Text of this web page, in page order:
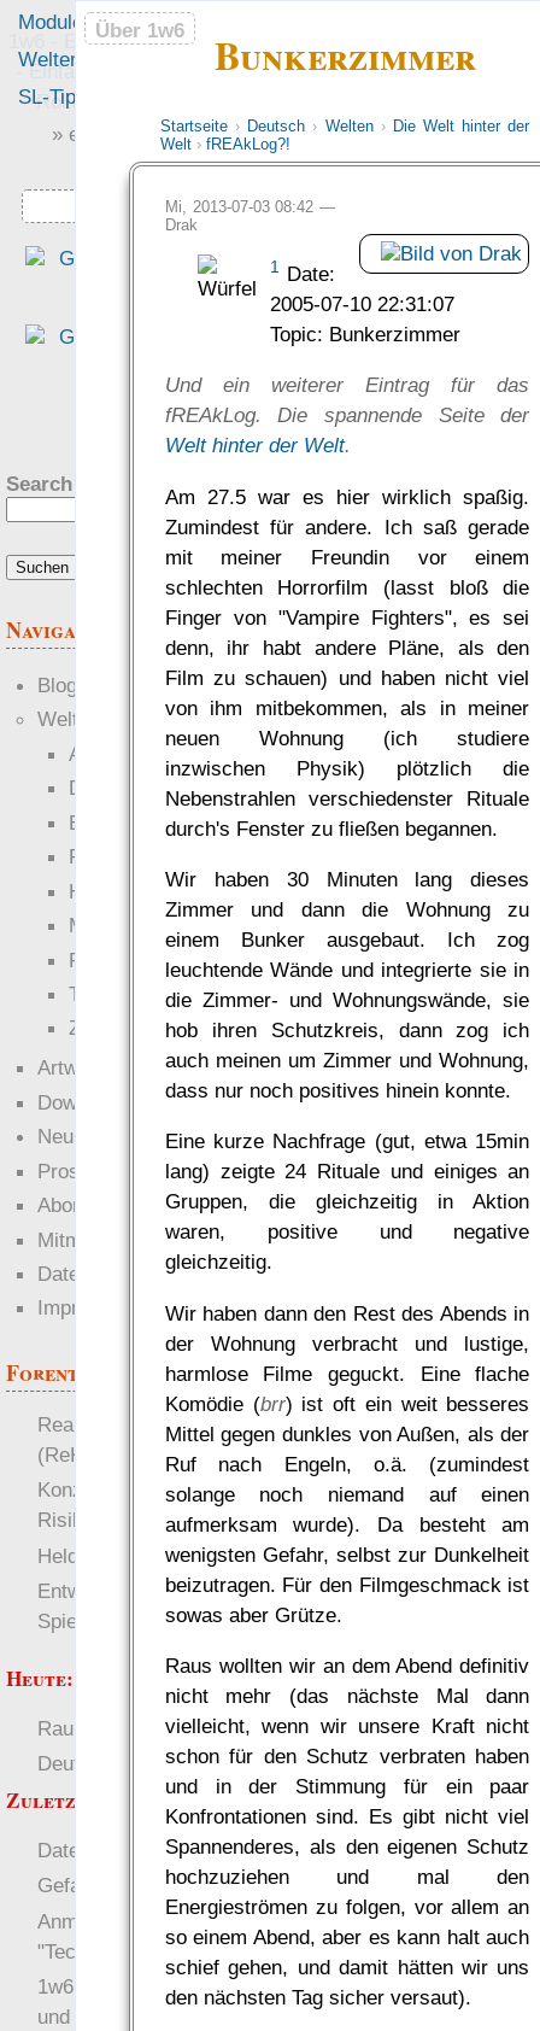
1w6 - Ein Würfel System
- Einfach saubere, freie
Rollenspiel-Regeln
Bunkerzimmer
Startseite› Deutsch › Welten› Die Welt hinter der
Welt› fREAkLog?!
Mi, 2013-07-03 08:42 —
Drak
1Date:
2005-07-10 22:31:07
Topic: Bunkerzimmer
Und ein weiterer Eintrag für das
fREAkLog. Die spannende Seite der
Welt hinter der Welt.
Am 27.5 war es hier wirklich spaßig.
Zumindest für andere. Ich saß gerade
mit meiner Freundin vor einem
schlechten Horrorfilm (lasst bloß die
Finger von "Vampire Fighters", es sei
denn, ihr habt andere Pläne, als den
Film zu schauen) und haben nicht viel
von ihm mitbekommen, als in meiner
neuen Wohnung (ich studiere
inzwischen Physik) plötzlich die
Nebenstrahlen verschiedenster Rituale
durch's Fenster zu fließen begannen.
Wir haben 30 Minuten lang dieses
Zimmer und dann die Wohnung zu
einem Bunker ausgebaut. Ich zog
leuchtende Wände und integrierte sie in
die Zimmer- und Wohnungswände, sie
hob ihren Schutzkreis, dann zog ich
auch meinen um Zimmer und Wohnung,
dass nur noch positives hinein konnte.
Eine kurze Nachfrage (gut, etwa 15min
lang) zeigte 24 Rituale und einiges an
Gruppen, die gleichzeitig in Aktion
waren, positive und negative
gleichzeitig.
Wir haben dann den Rest des Abends in
der Wohnung verbracht und lustige,
harmlose Filme geguckt. Eine flache
Komödie (brr) ist oft ein weit besseres
Mittel gegen dunkles von Außen, als der
Ruf nach Engeln, o.ä. (zumindest
solange noch niemand auf einen
aufmerksam wurde). Da besteht am
wenigsten Gefahr, selbst zur Dunkelheit
beizutragen. Für den Filmgeschmack ist
sowas aber Grütze.
Raus wollten wir an dem Abend definitiv
nicht mehr (das nächste Mal dann
vielleicht, wenn wir unsere Kraft nicht
schon für den Schutz verbraten haben
und in der Stimmung für ein paar
Konfrontationen sind. Es gibt nicht viel
Spannenderes, als den eigenen Schutz
hochzuziehen und mal den
Energieströmen zu folgen, vor allem an
so einem Abend, aber es kann halt auch
schief gehen, und damit hätten wir uns
den nächsten Tag sicher versaut).
Über 1w6
Module
Welten
Foren
SL-Tipps
» einfach saubere «
» Regeln «
Über 1w6
Downloads
?
Search this site:
Navigation
Blogs
Welten
Ante Portas
Die neuen Lande
EWS-X
Freihändler
Hinter der Welt
Magie
RaumZeit
Technophob
Zettel-RPG
Artwork
Downloads
Neuigkeiten
Prosa
Abonnieren
Mitmachen
Datenschutz
Impressum
Forenthemen
Realistische Kämpfe
(ReKa)
Konzept für Schwächen:
Risiko
Heldendokument
Entwicklung von
Spielwelten
more
Heute:
RaumZeit
Welten
Deutsch
Regeln
Zuletzt angezeigt:
Datenschutz-Erklärung
Gefahren für Hacker
Anmerkungen zu
"Technophob"
1w6 Infos via Identi.ca
und Twitter
„Das Beste, was ich je - JE
über Magie gelesenen habe.“
— Gastx zuMagie:
Mittel der Reichen,
Meister und der Spinner…
was Leute sagen…